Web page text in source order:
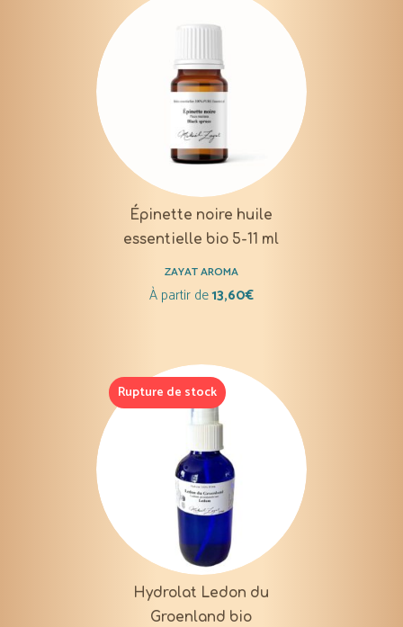
Épinette noire huile
essentielle bio 5-11 ml
ZAYAT AROMA
À partir de13,60€
Hydrolat Ledon du
Groenland bio
Rupture de stock